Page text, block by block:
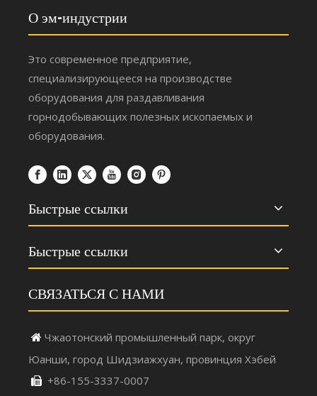
О эм-индустрии
Это современное предприятие,
специализирующееся на производстве
оборудования для раздавливания
горнодобывающих полезных ископаемых и
оборудования.
Быстрые ссылки
Быстрые ссылки
СВЯЗАТЬСЯ С НАМИ
 Чжаотонский промышленный парк, округ
Юанши, город Шидзиажхуан, провинция Хэбей
 +86-155-3337-0007